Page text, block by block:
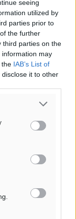
seeing
utilized by
parties prior to
the further
third parties on the
information may
the IAB’s List of
it to other
παρακάτω
το άρθρο